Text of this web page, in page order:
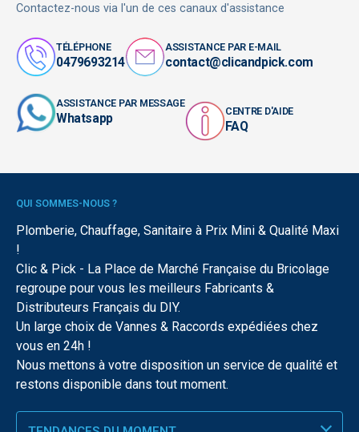
Contactez-nous via l'un de ces canaux d'assistance
TÉLÉPHONE
0479693214
ASSISTANCE PAR E-MAIL
contact@clicandpick.com
ASSISTANCE PAR MESSAGE
Whatsapp CENTRE D'AIDE
FAQ
QUI SOMMES-NOUS ?
Plomberie, Chauffage, Sanitaire à Prix Mini & Qualité Maxi
!
Clic & Pick - La Place de Marché Française du Bricolage
regroupe pour vous les meilleurs Fabricants &
Distributeurs Français du DIY.
Un large choix de Vannes & Raccords expédiées chez
vous en 24h !
Nous mettons à votre disposition un service de qualité et
restons disponible dans tout moment.